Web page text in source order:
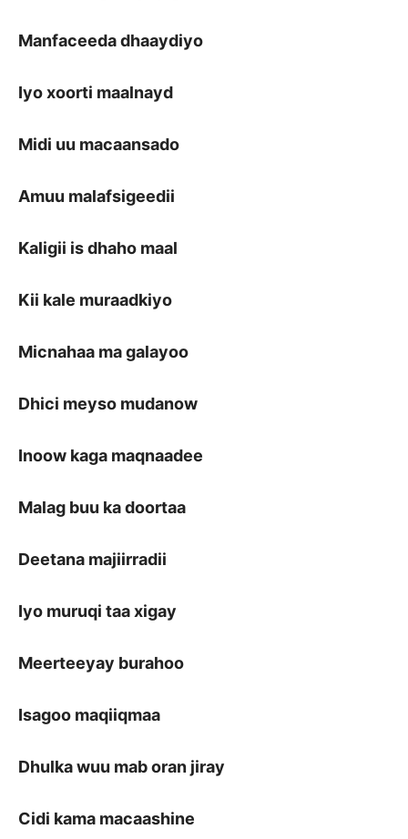
Manfaceeda dhaaydiyo
Iyo xoorti maalnayd
Midi uu macaansado
Amuu malafsigeedii
Kaligii is dhaho maal
Kii kale muraadkiyo
Micnahaa ma galayoo
Dhici meyso mudanow
Inoow kaga maqnaadee
Malag buu ka doortaa
Deetana majiirradii
Iyo muruqi taa xigay
Meerteeyay burahoo
Isagoo maqiiqmaa
Dhulka wuu mab oran jiray
Cidi kama macaashine